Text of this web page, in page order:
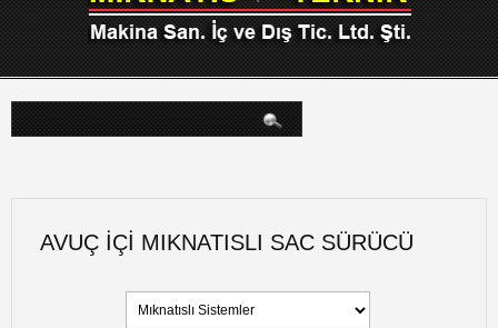
arama...
AVUÇ İÇI MIKNATISLI SAC SÜRÜCÜ